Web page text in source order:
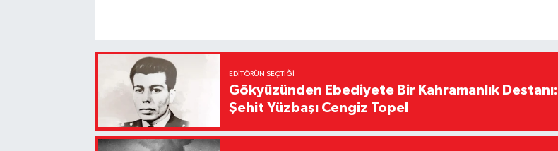
EDITÖRÜN SEÇTIĞI
Gökyüzünden Ebediyete Bir Kahramanlık Destanı:
Şehit Yüzbaşı Cengiz Topel